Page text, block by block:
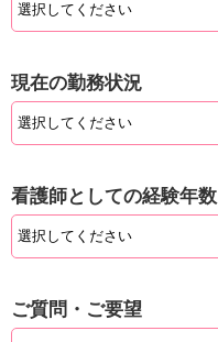
現在の勤務状況
看護師としての経験年数
ご質問・ご要望